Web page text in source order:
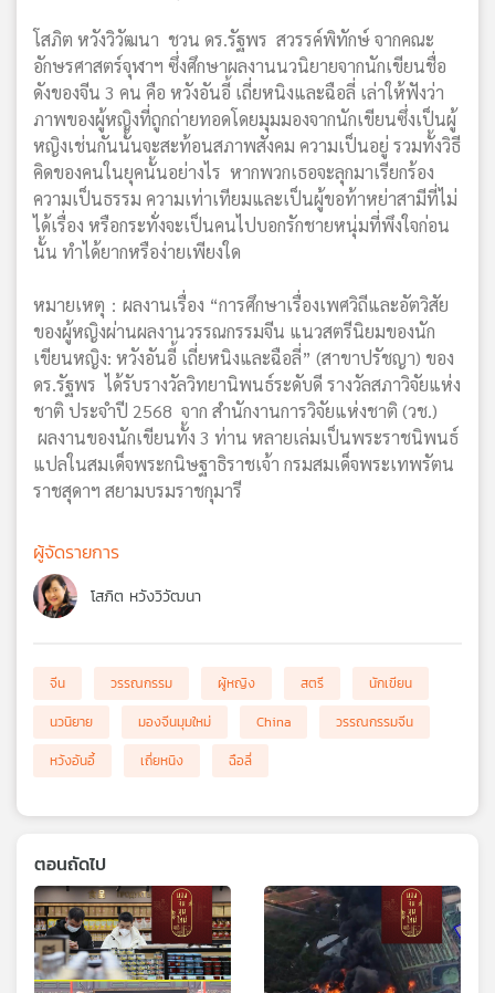
โสภิต หวังวิวัฒนา ชวน ดร.รัฐพร สวรรค์พิทักษ์ จากคณะ
อักษรศาสตร์จุฬาฯ ซึ่งศึกษาผลงานนวนิยายจากนักเขียนชื่อ
ดังของจีน 3 คน คือ หวังอันอี้ เถี่ยหนิงและฉือลี่ เล่าให้ฟังว่า
ภาพของผู้หญิงที่ถูกถ่ายทอดโดยมุมมองจากนักเขียนซึ่งเป็นผู้
หญิงเช่นกันนั้นจะสะท้อนสภาพสังคม ความเป็นอยู่ รวมทั้งวิธี
คิดของคนในยุคนั้นอย่างไร หากพวกเธอจะลุกมาเรียกร้อง
ความเป็นธรรม ความเท่าเทียมและเป็นผู้ขอท้าหย่าสามีที่ไม่
ได้เรื่อง หรือกระทั่งจะเป็นคนไปบอกรักชายหนุ่มที่พึงใจก่อน
นั้น ทำได้ยากหรือง่ายเพียงใด
หมายเหตุ：ผลงานเรื่อง “การศึกษาเรื่องเพศวิถีและอัตวิสัย
ของผู้หญิงผ่านผลงานวรรณกรรมจีน แนวสตรีนิยมของนัก
เขียนหญิง: หวังอันอี้ เถี่ยหนิงและฉือลี่” (สาขาปรัชญา) ของ
ดร.รัฐพร ได้รับรางวัลวิทยานิพนธ์ระดับดี รางวัลสภาวิจัยแห่ง
ชาติ ประจำปี 2568 จาก สำนักงานการวิจัยแห่งชาติ (วช.)
ผลงานของนักเขียนทั้ง 3 ท่าน หลายเล่มเป็นพระราชนิพนธ์
แปลในสมเด็จพระกนิษฐาธิราชเจ้า กรมสมเด็จพระเทพรัตน
ราชสุดาฯ สยามบรมราชกุมารี
ผู้จัดรายการ
โสภิต หวังวิวัฒนา
จีน วรรณกรรม ผู้หญิง สตรี
นักเขียน
นวนิยาย
มองจีนมุมใหม่ China
วรรณกรรมจีน
หวังอันอี้
เถี่ยหนิง ฉือลี่
ตอนถัดไป